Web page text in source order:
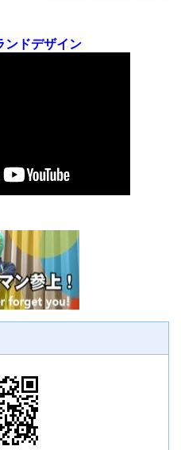
ンドデザイン